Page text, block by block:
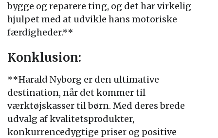
bygge og reparere ting, og det har virkelig
hjulpet med at udvikle hans motoriske
færdigheder.**
Konklusion:
**Harald Nyborg er den ultimative
destination, når det kommer til
værktøjskasser til børn. Med deres brede
udvalg af kvalitetsprodukter,
konkurrencedygtige priser og positive